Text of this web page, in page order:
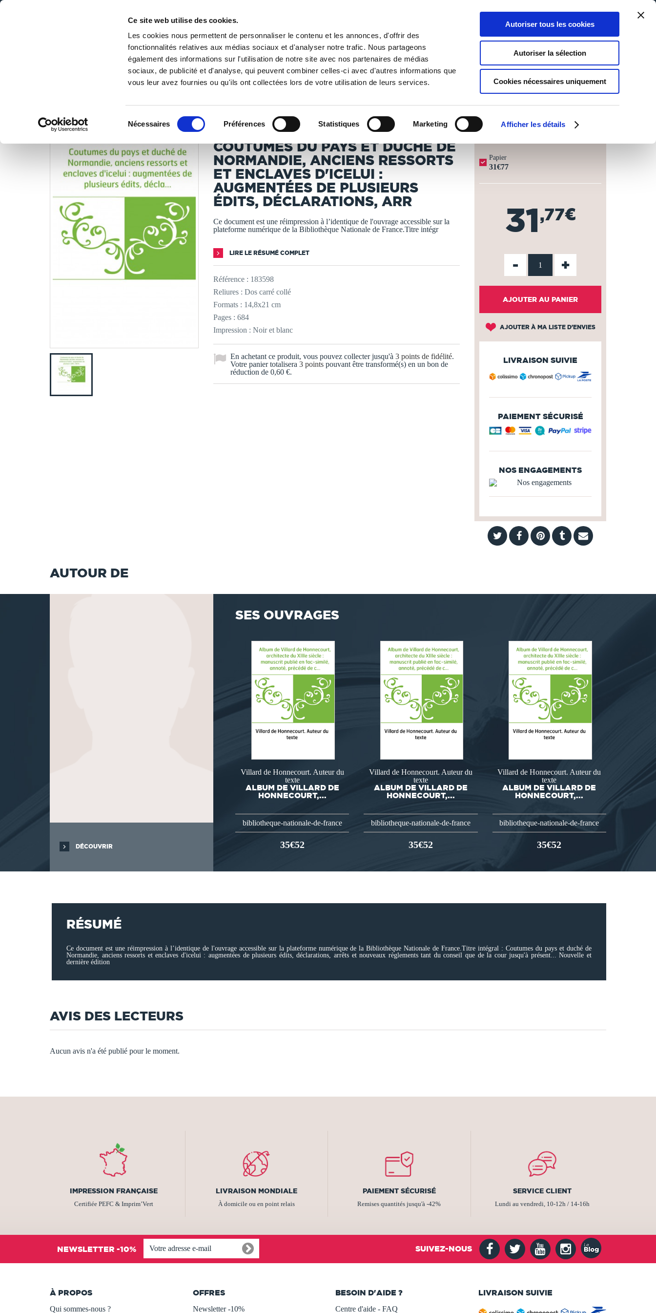
Ce site web utilise des cookies.
Les cookies nous permettent de personnaliser le contenu et les annonces, d'offrir des
fonctionnalités relatives aux médias sociaux et d'analyser notre trafic. Nous partageons
également des informations sur l'utilisation de notre site avec nos partenaires de médias
sociaux, de publicité et d'analyse, qui peuvent combiner celles-ci avec d'autres informations que
vous leur avez fournies ou qu'ils ont collectées lors de votre utilisation de leurs services.
Nécessaires Préférences Statistiques Marketing Afficher les détails
Autoriser tous les cookies
Autoriser la sélection
Cookies nécessaires uniquement
DE LA PAGE BLANCHE... AU BEST SELLER
0
Panier
0
Ma liste
Connexion
PUBLIER UN LIVRE LIBRAIRIE
/ Libres de droits / Bibliothèque Nationale de France / Coutumes du pays et duché de Normandie, anciens ressorts et enclaves d'icelui : augmentées de plusieurs édits,
COUTUMES DU PAYS ET DUCHÉ DE
NORMANDIE, ANCIENS RESSORTS
ET ENCLAVES D'ICELUI :
AUGMENTÉES DE PLUSIEURS
ÉDITS, DÉCLARATIONS, ARR
Ce document est une réimpression à l’identique de l'ouvrage accessible sur la
plateforme numérique de la Bibliothèque Nationale de France.Titre intégr
LIRE LE RÉSUMÉ COMPLET
Référence : 183598
Reliures : Dos carré collé
Formats : 14,8x21 cm
Pages : 684
Impression : Noir et blanc
En achetant ce produit, vous pouvez collecter jusqu'à 3 points de fidélité.
Votre panier totalisera 3 points pouvant être transformé(s) en un bon de
réduction de 0,60 €.
Papier
31€77
31,77€
- +
AJOUTER AU PANIER
AJOUTER À MA LISTE D'ENVIES
LIVRAISON SUIVIE
PAIEMENT SÉCURISÉ
NOS ENGAGEMENTS
AUTOUR DE
DÉCOUVRIR
SES OUVRAGES
Villard de Honnecourt. Auteur du
texte
ALBUM DE VILLARD DE
HONNECOURT,...
bibliotheque-nationale-de-france
35€52
Villard de Honnecourt. Auteur du
texte
ALBUM DE VILLARD DE
HONNECOURT,...
bibliotheque-nationale-de-france
35€52
Villard de Honnecourt. Auteur du
texte
ALBUM DE VILLARD DE
HONNECOURT,...
bibliotheque-nationale-de-france
35€52
RÉSUMÉ
Ce document est une réimpression à l’identique de l'ouvrage accessible sur la plateforme numérique de la Bibliothèque Nationale de France.Titre intégral : Coutumes du pays et duché de
Normandie, anciens ressorts et enclaves d'icelui : augmentées de plusieurs édits, déclarations, arrêts et nouveaux règlements tant du conseil que de la cour jusqu'à présent... Nouvelle et
dernière édition
AVIS DES LECTEURS
Aucun avis n'a été publié pour le moment.
IMPRESSION FRANÇAISE
Certifiée PEFC & Imprim’Vert
LIVRAISON MONDIALE
À domicile ou en point relais
PAIEMENT SÉCURISÉ
Remises quantités jusqu'à -42%
SERVICE CLIENT
Lundi au vendredi, 10-12h / 14-16h
NEWSLETTER -10% SUIVEZ-NOUS
À PROPOS
Qui sommes-nous ?
OFFRES
Newsletter -10%
BESOIN D'AIDE ?
Centre d'aide - FAQ
LIVRAISON SUIVIE